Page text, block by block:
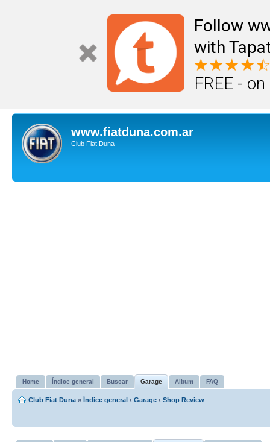
Follow
with
FREE -
www.fiatduna.com.ar
Club Fiat Duna
Home Índice general Buscar Garage Album FAQ
Club Fiat Duna » Índice general ‹ Garage ‹ Shop Review